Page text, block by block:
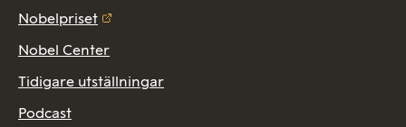
Nobelpriset
Nobel Center
Tidigare utställningar
Podcast